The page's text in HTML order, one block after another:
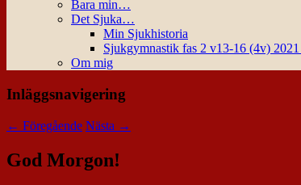
Bara min…
Det Sjuka…
Min Sjukhistoria
Sjukgymnastik fas 2 v13-16 (4v)
Om mig
Inläggsnavigering
← Föregående Nästa →
God Morgon!